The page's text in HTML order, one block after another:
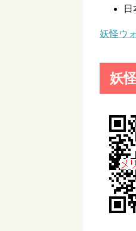
妖怪ウ
妖